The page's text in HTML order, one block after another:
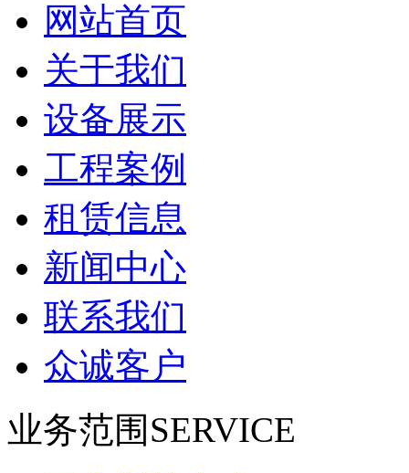
网站首页
关于我们
设备展示
工程案例
租赁信息
新闻中心
联系我们
众诚客户
业务范围 SERVICE